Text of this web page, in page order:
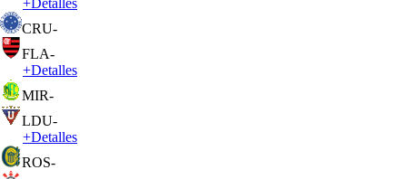
+Detalles
CRU-
FLA-
+Detalles
MIR-
LDU-
+Detalles
ROS-